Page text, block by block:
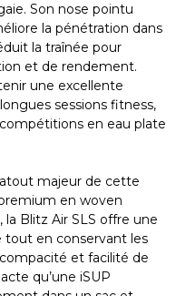
Son nose pointu
la pénétration dans
la traînée pour
et de rendement.
une excellente
sessions fitness,
en eau plate
majeur de cette
en woven
Blitz Air SLS offre une
tout en conservant les
et facilité de
qu’une iSUP